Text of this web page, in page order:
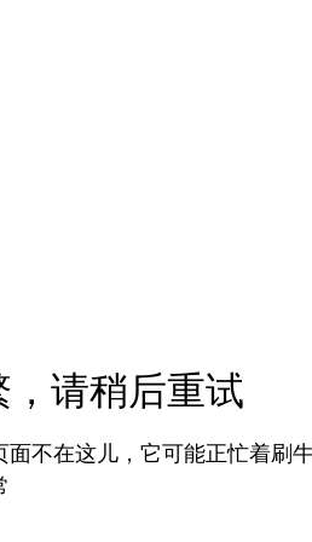
，请稍后重试
面不在这儿，它可能正忙着刷